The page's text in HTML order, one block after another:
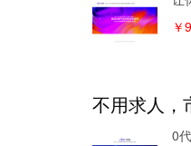
￥
不用求人，
0